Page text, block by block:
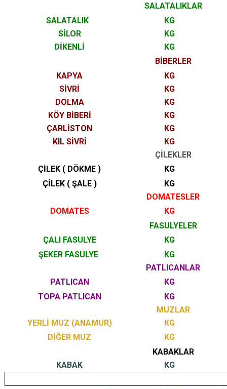
SALATALIKLAR
SALATALIK
KG
SİLOR
KG
DİKENLİ
KG
BİBERLER
KAPYA
KG
SİVRİ
KG
DOLMA
KG
KÖY BİBERİ
KG
ÇARLİSTON
KG
KIL SİVRİ
KG
ÇİLEKLER
ÇİLEK ( DÖKME )
KG
ÇİLEK ( ŞALE )
KG
DOMATESLER
DOMATES
KG
FASULYELER
ÇALI FASULYE
KG
ŞEKER FASULYE
KG
PATLICANLAR
PATLICAN
KG
TOPA PATLICAN
KG
MUZLAR
YERLİ MUZ (ANAMUR)
KG
DİĞER MUZ
KG
KABAKLAR
KABAK
KG